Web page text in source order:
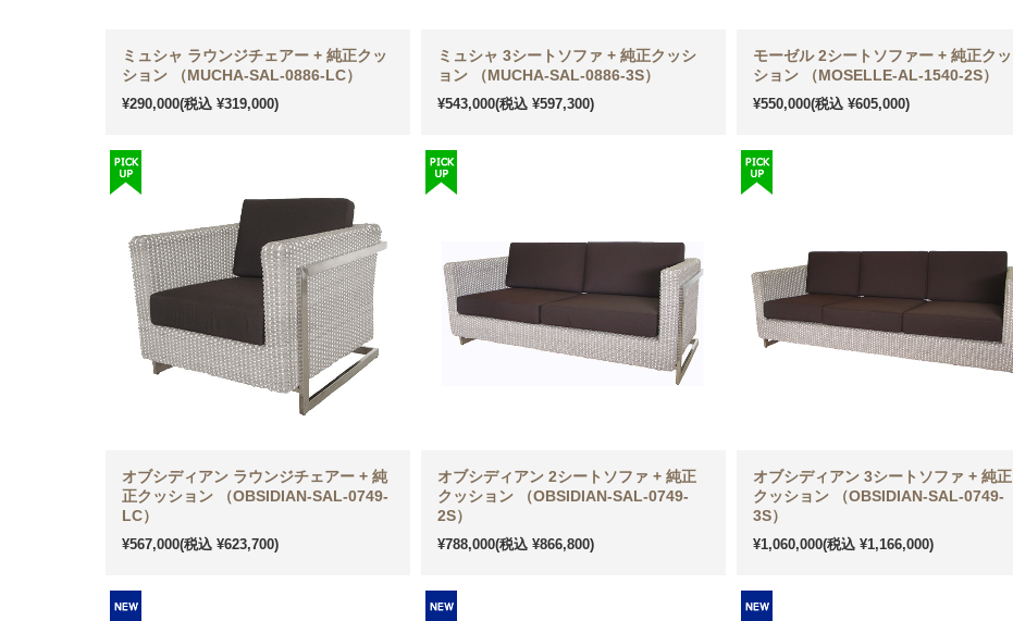
ミュシャ ラウンジチェアー + 純正クッ
ション （MUCHA-SAL-0886-LC）
¥290,000(税込 ¥319,000)
ミュシャ 3シートソファ + 純正クッシ
ョン （MUCHA-SAL-0886-3S）
¥543,000(税込 ¥597,300)
モーゼル 2シートソファー + 純正クッ
ション （MOSELLE-AL-1540-2S）
¥550,000(税込 ¥605,000)
オブシディアン ラウンジチェアー + 純
正クッション （OBSIDIAN-SAL-0749-
LC）
¥567,000(税込 ¥623,700)
オブシディアン 2シートソファ + 純正
クッション （OBSIDIAN-SAL-0749-
2S）
¥788,000(税込 ¥866,800)
オブシディアン 3シートソファ + 純正
クッション （OBSIDIAN-SAL-0749-
3S）
¥1,060,000(税込 ¥1,166,000)